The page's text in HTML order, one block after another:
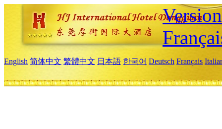
English 简体中文 繁體中文 日本語 한국어 Deutsch Français